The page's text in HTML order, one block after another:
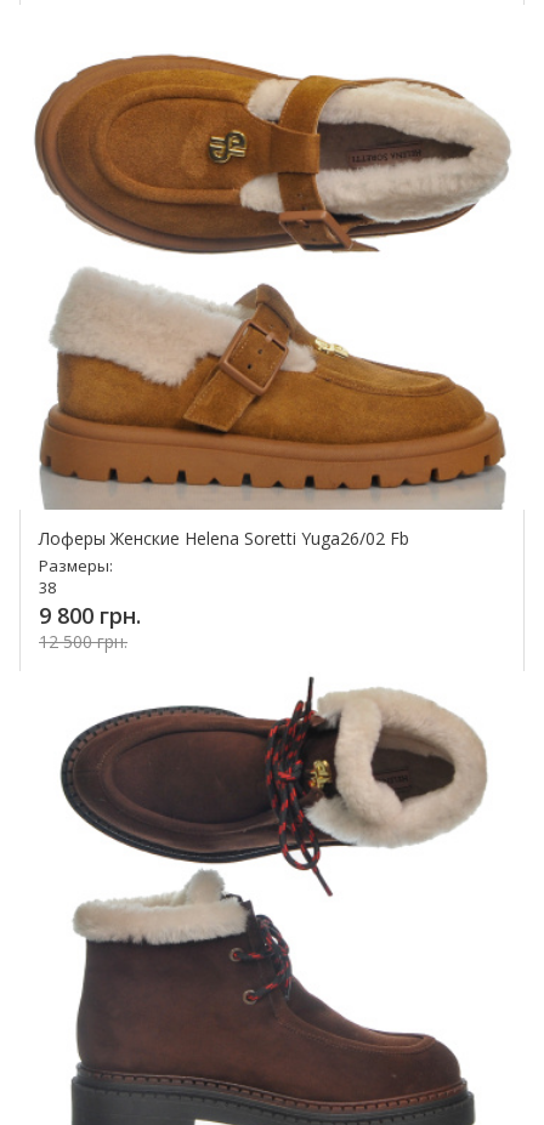
Лоферы Женские Helena Soretti Yuga26/02 Fb
Размеры:
38
9 800 грн.
12 500 грн.
Купить!